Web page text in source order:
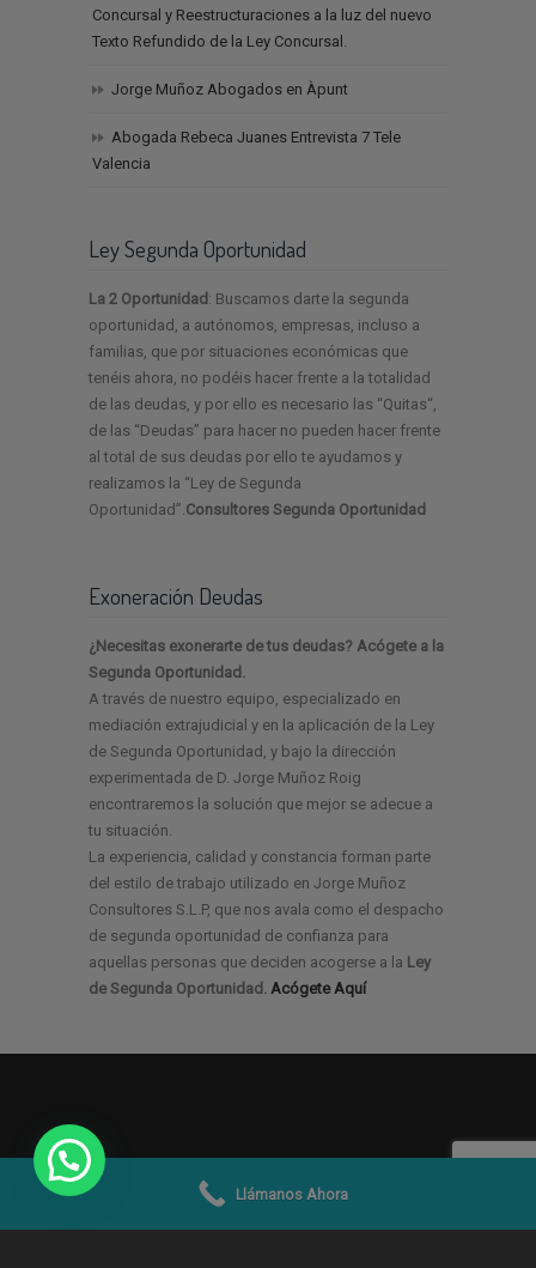
Concursal y Reestructuraciones a la luz del nuevo
Texto Refundido de la Ley Concursal.
Jorge Muñoz Abogados en Àpunt
Abogada Rebeca Juanes Entrevista 7 Tele
Valencia
Ley Segunda Oportunidad
La 2 Oportunidad : Buscamos darte la segunda
oportunidad, a autónomos, empresas, incluso a
familias, que por situaciones económicas que
tenéis ahora, no podéis hacer frente a la totalidad
de las deudas, y por ello es necesario las “Quitas“,
de las “Deudas” para hacer no pueden hacer frente
al total de sus deudas por ello te ayudamos y
realizamos la “Ley de Segunda
Oportunidad”.Consultores Segunda Oportunidad
Exoneración Deudas
¿Necesitas exonerarte de tus deudas? Acógete a la
Segunda Oportunidad.
A través de nuestro equipo, especializado en
mediación extrajudicial y en la aplicación de la Ley
de Segunda Oportunidad, y bajo la dirección
experimentada de D. Jorge Muñoz Roig
encontraremos la solución que mejor se adecue a
tu situación.
La experiencia, calidad y constancia forman parte
del estilo de trabajo utilizado en Jorge Muñoz
Consultores S.L.P, que nos avala como el despacho
de segunda oportunidad de confianza para
aquellas personas que deciden acogerse a la Ley
de Segunda Oportunidad. Acógete Aquí
Llámanos Ahora